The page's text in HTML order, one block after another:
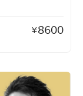
¥8600